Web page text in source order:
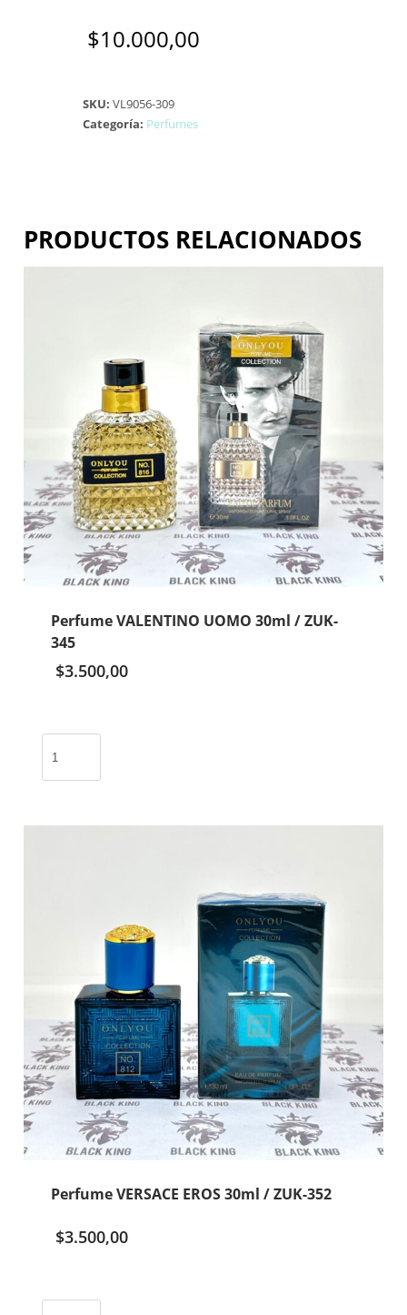
$10.000,00
SKU:VL9056-309
Categoría: Perfumes
PRODUCTOS RELACIONADOS
Perfume VALENTINO UOMO 30ml / ZUK-
345
$3.500,00
VALENTINO
UOMO
/
Perfume VERSACE EROS 30ml / ZUK-352
$3.500,00